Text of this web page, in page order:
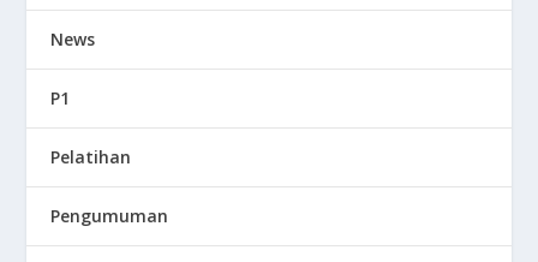
News
P1
Pelatihan
Pengumuman